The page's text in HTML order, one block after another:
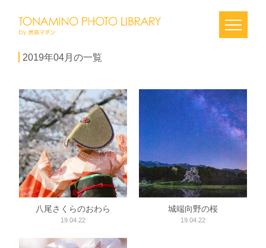
2019年04月の一覧
八尾さくらのおわら
19.04.22
城端向野の桜
19.04.22